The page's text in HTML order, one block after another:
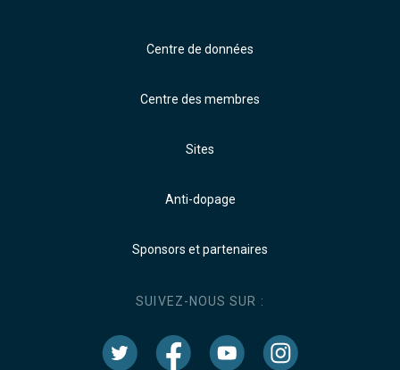
Centre de données
Centre des membres
Sites
Anti-dopage
Sponsors et partenaires
SUIVEZ-NOUS SUR :